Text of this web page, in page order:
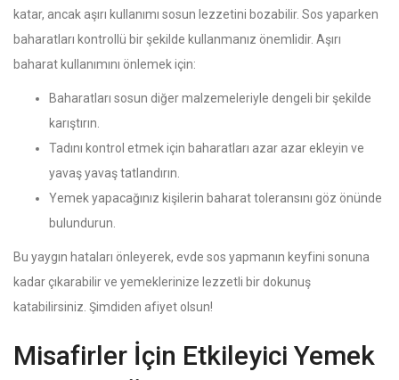
katar, ancak aşırı kullanımı sosun lezzetini bozabilir. Sos yaparken
baharatları kontrollü bir şekilde kullanmanız önemlidir. Aşırı
baharat kullanımını önlemek için:
Baharatları sosun diğer malzemeleriyle dengeli bir şekilde
karıştırın.
Tadını kontrol etmek için baharatları azar azar ekleyin ve
yavaş yavaş tatlandırın.
Yemek yapacağınız kişilerin baharat toleransını göz önünde
bulundurun.
Bu yaygın hataları önleyerek, evde sos yapmanın keyfini sonuna
kadar çıkarabilir ve yemeklerinize lezzetli bir dokunuş
katabilirsiniz. Şimdiden afiyet olsun!
Misafirler İçin Etkileyici Yemek